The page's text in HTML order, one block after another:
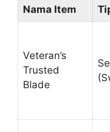
Nama Item
Veteran’s
Trusted
Blade